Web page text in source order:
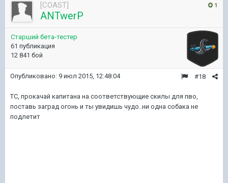
1
[COAST]
ANTwerP
Старший бета-тестер
61 публикация
12 841 бой
#18
Опубликовано: 9 июл 2015, 12:48:04
ТС, прокачай капитана на соответствующие скилы для пво,
поставь заград огонь и ты увидишь чудо..ни одна собака не
подлетит